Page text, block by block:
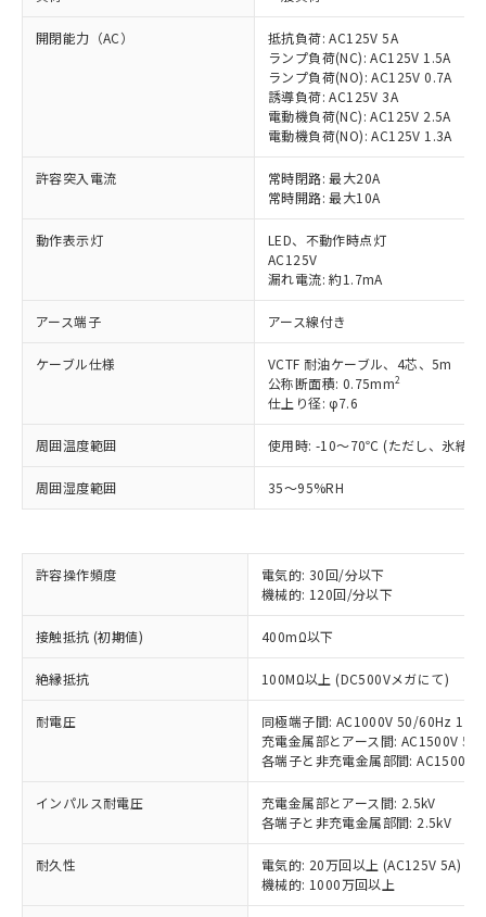
開閉能力（AC）
抵抗負荷: AC125V 5A
ランプ負荷(NC): AC125V 1.5A
ランプ負荷(NO): AC125V 0.7A
誘導負荷: AC125V 3A
電動機負荷(NC): AC125V 2.5A
電動機負荷(NO): AC125V 1.3A
許容突入電流
常時閉路: 最大20A
常時開路: 最大10A
動作表示灯
LED、不動作時点灯
AC125V
漏れ電流: 約1.7mA
アース端子 アース線付き
ケーブル仕様
VCTF 耐油ケーブル、4芯、5m
公称断面積: 0.75mm2
仕上り径: φ7.6
周囲温度範囲 使用時: -10～70℃ (ただし、氷結し
周囲湿度範囲 35～95%RH
許容操作頻度
電気的: 30回/分以下
機械的: 120回/分以下
接触抵抗 (初期値) 400mΩ以下
絶縁抵抗 100MΩ以上 (DC500Vメガにて)
耐電圧
同極端子間: AC1000V 50/60Hz
充電金属部とアース間: AC1500V
各端子と非充電金属部間: AC1500V
インパルス耐電圧
充電金属部とアース間: 2.5kV
各端子と非充電金属部間: 2.5kV
耐久性
電気的: 20万回以上 (AC125V 5A)
機械的: 1000万回以上
ご利用条件
以下の条件をお読みいただき、同意のうえ
本サービスは、当社制御機器事業取扱
商品の当社在庫状況および標準価格
(税抜)を提供させていただくもので
当社制御機器事業取扱商品の中には、
本サービスの対象外となる商品もある
ことをご了承ください。
在庫状況および標準価格照会結果は、
記載している更新日時点での社内デー
タに基づき作成されるものであり、閲
※1 対応状況
対応済み：EU RoHS指令（10物質）の
非含有に対応した製品が提供可能な商品で
対応予定：EU RoHS指令（10物質）の非含
有に対応した製品に切り替える予定のある
対応予定なし：EU RoHS指令（10物質）の
非含有に非対応の商品で、対応品を出す予
調査・確認中：EU RoHS指令（10物質）の
非含有の対応状況を調査中または確認中の
非該当品：ライセンス料など無形物で、有
害物質有無と関係のない商品です。
仕入先様の事情により、非含有部品として
いたものが、含有品と判明した場合などや
むを得ず変更することがあります。
鉛(Pb) 1000ppm以下、 水銀(Hg) 1000ppm以下、 カド
「○」：最大均質材料含有率が中国RoHSの
基準値以下であることを示します。
「×」：最大均質材料含有率が中国RoHSの
基準値を超えていることを示します。
「－」：未確認です。当社販売部門へお問
当社は、これら貴社製品のうち、外国
為替および外国貿易法に定める商品
（以下｢規制貨物等」という）を輸出
または国外への提供する場合は、日本